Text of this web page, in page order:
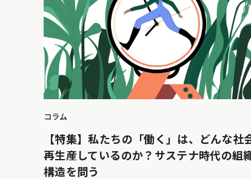
コラム
【特集】私たちの「働く」は、どんな社
再生産しているのか？サステナ時代の組
構造を問う